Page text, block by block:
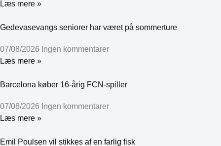
Læs mere »
Gedevasevangs seniorer har været på sommerture
07/08/2026 Ingen kommentarer
Læs mere »
Barcelona køber 16-årig FCN-spiller
07/08/2026 Ingen kommentarer
Læs mere »
Emil Poulsen vil stikkes af en farlig fisk